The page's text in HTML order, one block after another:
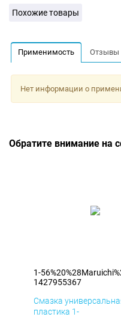
Похожие товары
Применимость Отзывы
Нет информации о
Обратите внимание на
1-
1427955367
Смазка
пластика 1-